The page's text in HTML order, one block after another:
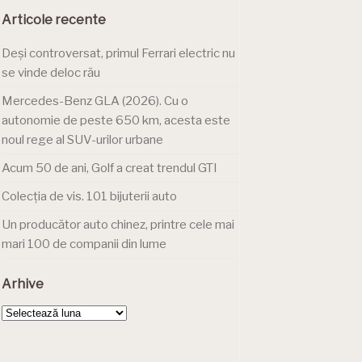
Articole recente
Deși controversat, primul Ferrari electric nu
se vinde deloc rău
Mercedes-Benz GLA (2026). Cu o
autonomie de peste 650 km, acesta este
noul rege al SUV-urilor urbane
Acum 50 de ani, Golf a creat trendul GTI
Colecția de vis. 101 bijuterii auto
Un producător auto chinez, printre cele mai
mari 100 de companii din lume
Arhive
Arhive